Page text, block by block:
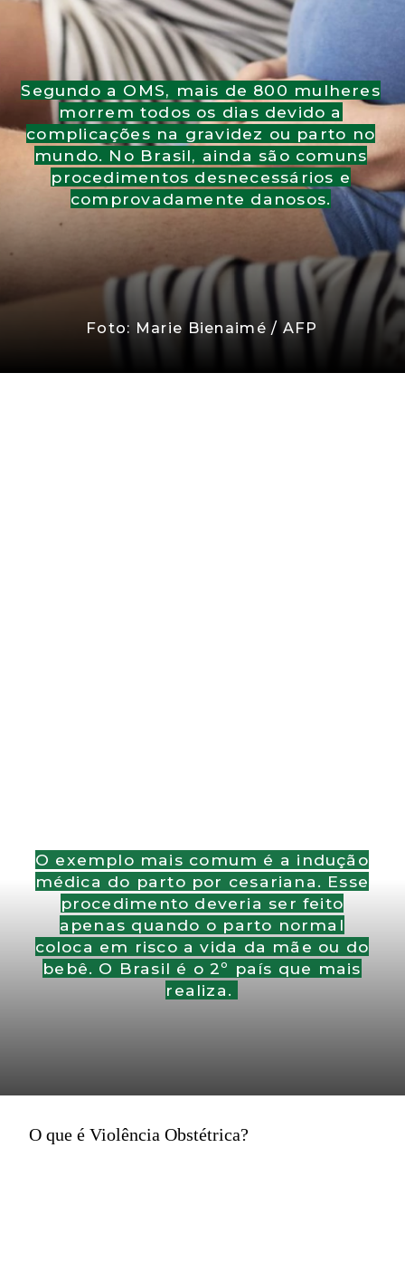
Segundo a OMS, mais de 800 mulheres
morrem todos os dias devido a
complicações na gravidez ou parto no
mundo. No Brasil, ainda são comuns
procedimentos desnecessários e
comprovadamente danosos.
Foto: Marie Bienaimé / AFP
O exemplo mais comum é a indução
médica do parto por cesariana. Esse
procedimento deveria ser feito
apenas quando o parto normal
coloca em risco a vida da mãe ou do
bebê. O Brasil é o 2º país que mais
realiza.
O que é Violência Obstétrica?